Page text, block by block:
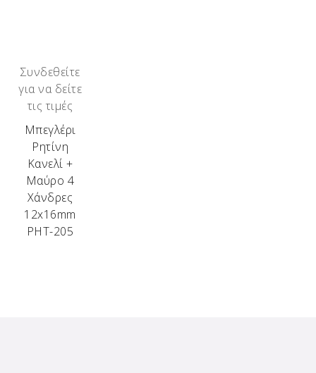
Συνδεθείτε
για να δείτε
τις τιμές
Μπεγλέρι
Ρητίνη
Κανελί +
Μαύρο 4
Χάνδρες
12x16mm
ΡΗΤ-205